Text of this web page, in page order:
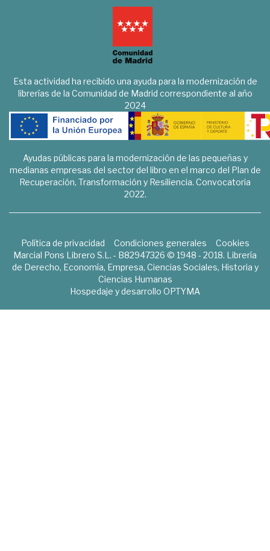
Esta actividad ha recibido una ayuda para la modernización de
librerías de la Comunidad de Madrid correspondiente al año
2024
Ayudas públicas para la modernización de las pequeñas y
medianas empresas del sector del libro en el marco del Plan de
Recuperación, Transformación y Resiliencia. Convocatoria
2022.
Política de privacidad Condiciones generales
Cookies
Marcial Pons Librero S.L. - B82947326 © 1948 - 2018. Librería
de Derecho, Economía, Empresa, Ciencias Sociales, Historia y
Ciencias Humanas
Hospedaje y desarrollo OPTYMA